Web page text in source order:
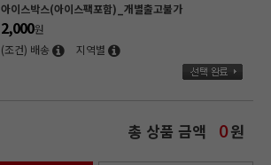
아이스박스(아이스팩포함)_개별출고불가
2,000원
(조건) 배송
지역별
총 상품 금액 0원